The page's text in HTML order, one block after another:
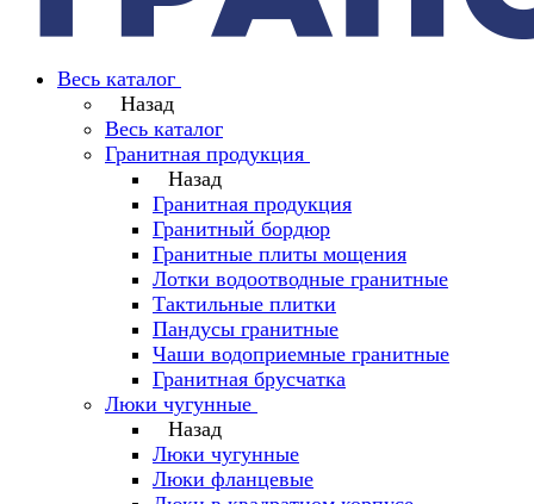
Весь каталог
Назад
Весь каталог
Гранитная продукция
Назад
Гранитная продукция
Гранитный бордюр
Гранитные плиты мощения
Лотки водоотводные гранитные
Тактильные плитки
Пандусы гранитные
Чаши водоприемные гранитные
Гранитная брусчатка
Люки чугунные
Назад
Люки чугунные
Люки фланцевые